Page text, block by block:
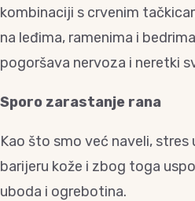
kombinaciji s crvenim
na leđima, ramenima i
pogoršava nervoza i neretki
Sporo zarastanje rana
Kao što smo već naveli,
barijeru kože i zbog toga
uboda i ogrebotina.